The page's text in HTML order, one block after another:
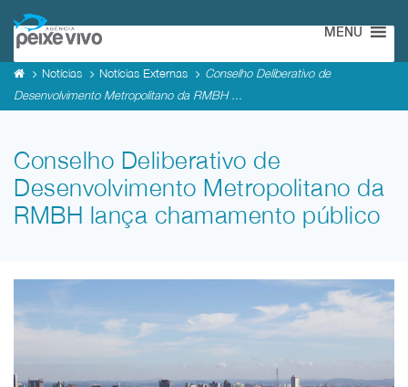
MENU
Notícias Notícias Externas
Conselho Deliberativo de
Desenvolvimento Metropolitano da RMBH ...
Conselho Deliberativo de
Desenvolvimento Metropolitano da
RMBH lança chamamento público